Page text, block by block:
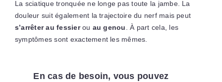
La sciatique tronquée ne longe pas toute la jambe. La
douleur suit également la trajectoire du nerf mais peut
s’arrêter au fessierou au genou. À part cela, les
symptômes sont exactement les mêmes.
En cas de besoin, vous pouvez